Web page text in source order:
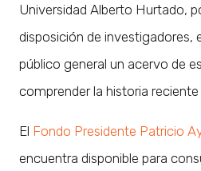
Universidad Alberto Hurtado,
disposición de investigadores,
público general un acervo de
comprender la historia reciente
El Fondo Presidente Patricio
encuentra disponible para